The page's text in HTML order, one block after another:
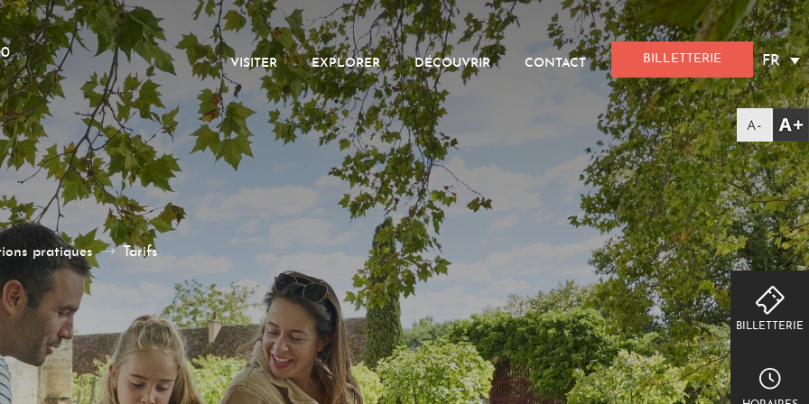
BILLETTERIE
VISITER EXPLORER DÉCOUVRIR CONTACT BILLETTERIE FR
pratiques Tarifs